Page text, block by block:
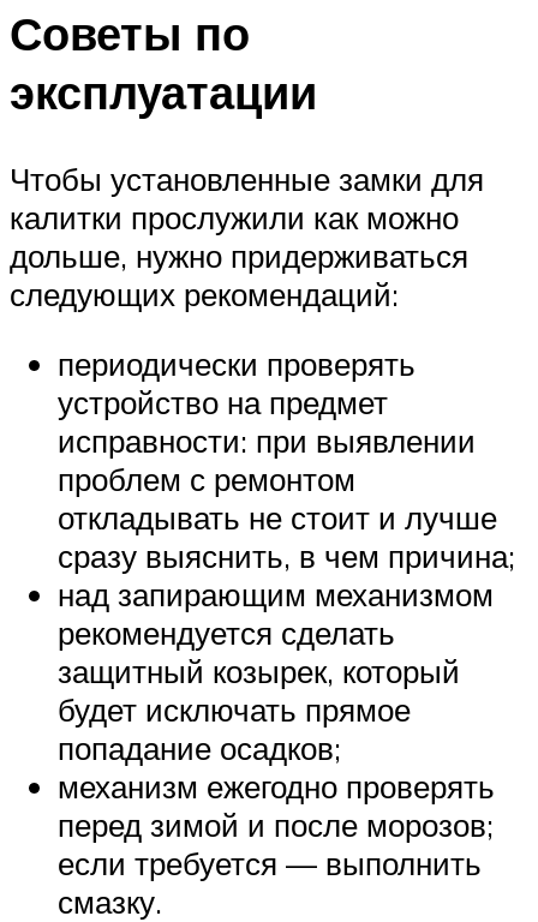
Советы по
эксплуатации
Чтобы установленные замки для
калитки прослужили как можно
дольше, нужно придерживаться
следующих рекомендаций:
периодически проверять
устройство на предмет
исправности: при выявлении
проблем с ремонтом
откладывать не стоит и лучше
сразу выяснить, в чем причина;
над запирающим механизмом
рекомендуется сделать
защитный козырек, который
будет исключать прямое
попадание осадков;
механизм ежегодно проверять
перед зимой и после морозов;
если требуется — выполнить
смазку.